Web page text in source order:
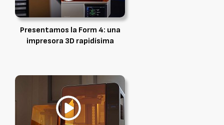
Presentamos la Form 4: una
impresora 3D rapidísima